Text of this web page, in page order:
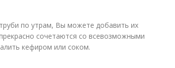
по утрам, Вы можете добавить их
сочетаются со всевозможными
кефиром или соком.